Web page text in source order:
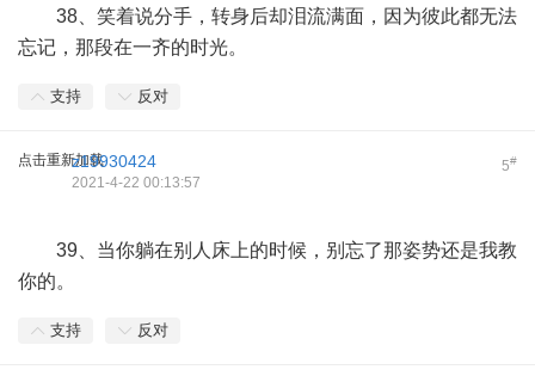
38、笑着说分手，转身后却泪流满面，因为彼此都无法
忘记，那段在一齐的时光。
支持 反对
点击重新加载 5#
z19930424
2021-4-22 00:13:57
39、当你躺在别人床上的时候，别忘了那姿势还是我教
你的。
支持 反对